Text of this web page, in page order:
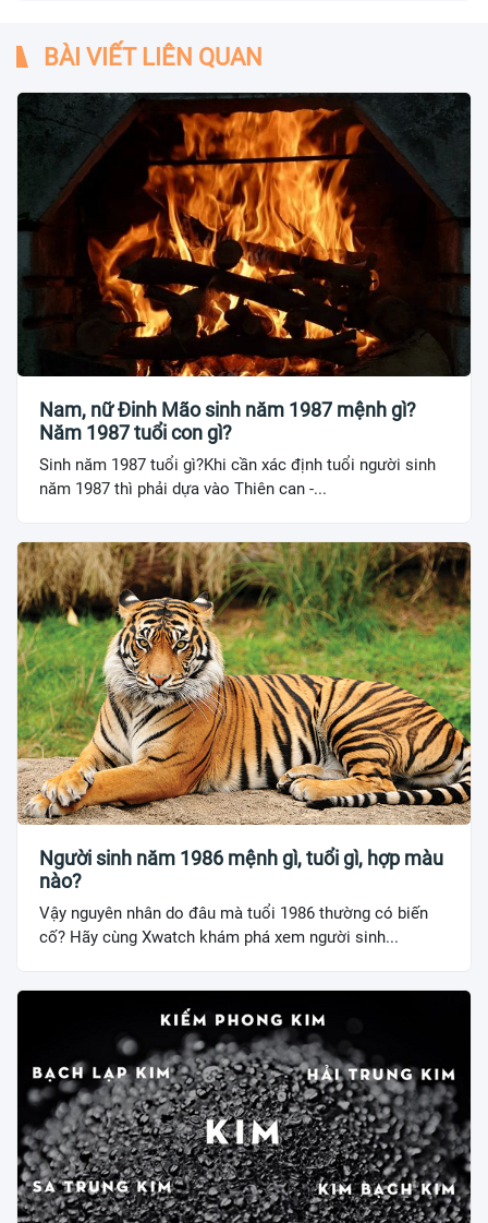
BÀI VIẾT LIÊN QUAN
Nam, nữ Đinh Mão sinh năm 1987 mệnh gì?
Năm 1987 tuổi con gì?
Sinh năm 1987 tuổi gì?Khi cần xác định tuổi người sinh
năm 1987 thì phải dựa vào Thiên can -...
Người sinh năm 1986 mệnh gì, tuổi gì, hợp màu
nào?
Vậy nguyên nhân do đâu mà tuổi 1986 thường có biến
cố? Hãy cùng Xwatch khám phá xem người sinh...